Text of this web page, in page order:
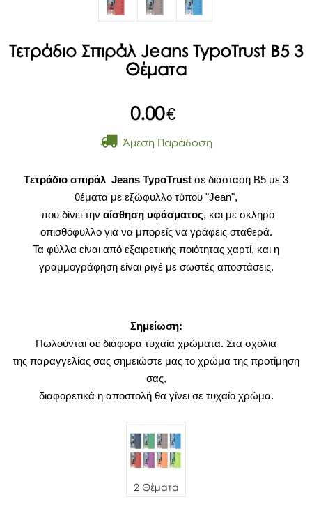
Τετράδιο Σπιράλ Jeans TypoTrust B5 3
Θέματα
0.00€
Άμεση Παράδοση
Tετράδιο σπιράλ Jeans TypoTrust σε διάσταση Β5 με 3
θέματα με εξώφυλλο τύπου "Jean",
που δίνει την αίσθηση υφάσματος, και με σκληρό
οπισθόφυλλο για να μπορείς να γράφεις σταθερά.
Τα φύλλα είναι από εξαιρετικής ποιότητας χαρτί, και η
γραμμογράφηση είναι ριγέ με σωστές αποστάσεις.
Σημείωση:
Πωλούνται σε διάφορα τυχαία χρώματα. Στα σχόλια
της παραγγελίας σας σημειώστε μας το χρώμα της προτίμηση
σας,
διαφορετικά η αποστολή θα γίνει σε τυχαίο χρώμα.
2 Θέματα